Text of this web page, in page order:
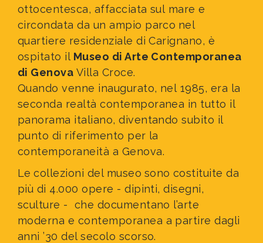
ottocentesca, affacciata sul mare e
circondata da un ampio parco nel
quartiere residenziale di Carignano, è
ospitato il Museo di Arte Contemporanea
di Genova Villa Croce.
Quando venne inaugurato, nel 1985, era la
seconda realtà contemporanea in tutto il
panorama italiano, diventando subito il
punto di riferimento per la
contemporaneità a Genova.
Le collezioni del museo sono costituite da
più di 4.000 opere - dipinti, disegni,
sculture - che documentano l’arte
moderna e contemporanea a partire dagli
anni ’30 del secolo scorso.